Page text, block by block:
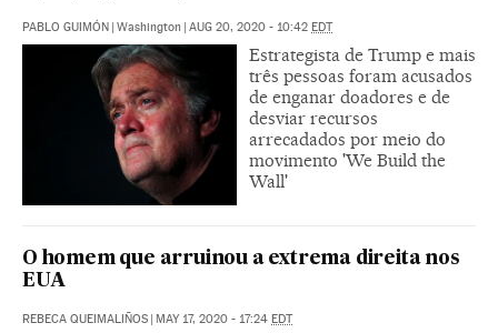
PABLO GUIMÓN | Washington | AUG 20, 2020 - 10:42 EDT
Estrategista de Trump e mais
três pessoas foram acusados
de enganar doadores e de
desviar recursos
arrecadados por meio do
movimento 'We Build the
Wall'
O homem que arruinou a extrema direita nos
EUA
REBECA QUEIMALIÑOS | MAY 17, 2020 - 17:24 EDT